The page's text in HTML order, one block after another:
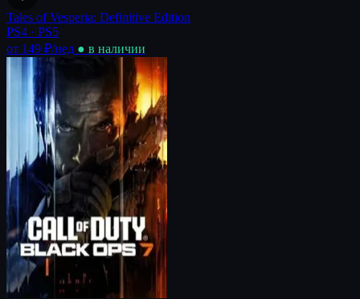
Tales of Vesperia: Definitive Edition
PS4 · PS5
от 149 ₽/нед ● в наличии